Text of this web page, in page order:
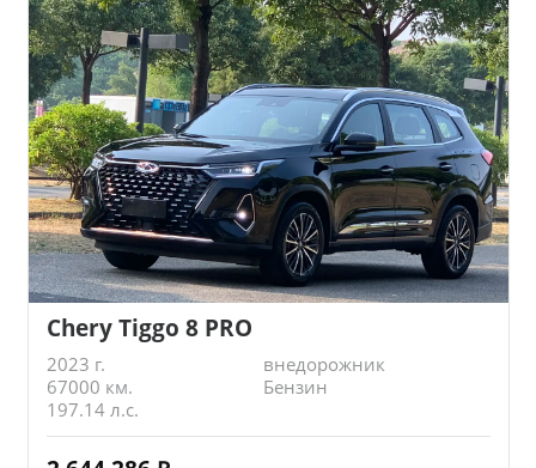
Chery Tiggo 8 PRO
2023 г.
внедорожник
67000 км.
Бензин
197.14 л.с.